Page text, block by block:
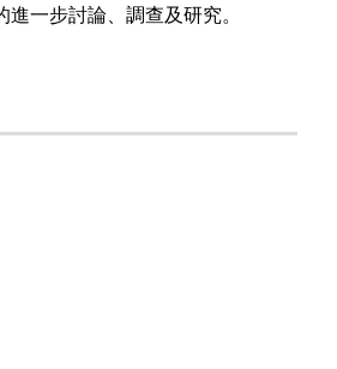
一步討論、調查及研究。